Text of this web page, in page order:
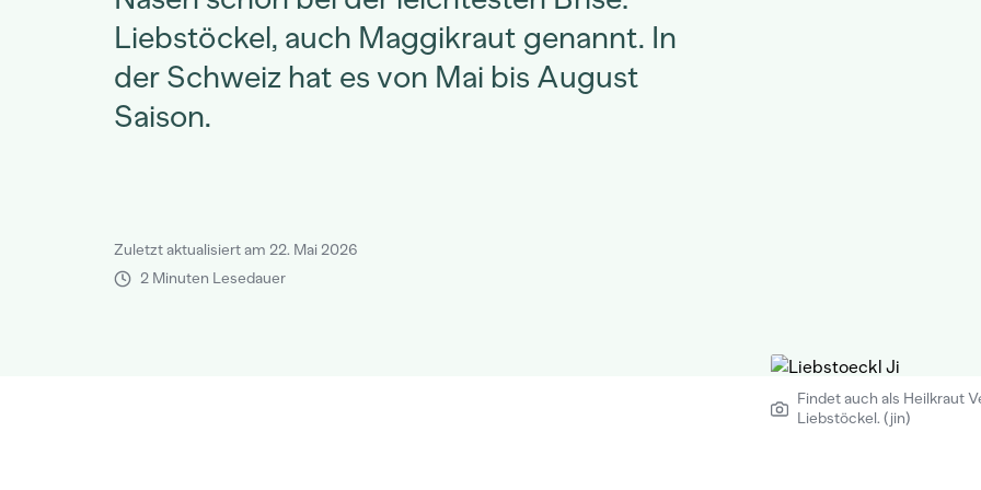
Liebstöckel, auch Maggikraut genannt. In
der Schweiz hat es von Mai bis August
Saison.
Zuletzt aktualisiert am 22. Mai 2026
2 Minuten Lesedauer
Findet auch als Heilkraut
Liebstöckel. (jin)